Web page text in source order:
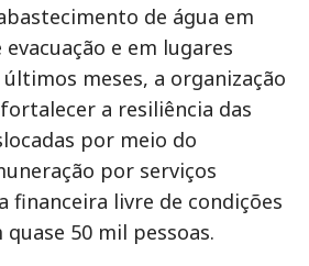
de água em
e em lugares
meses, a organização
a resiliência das
por meio do
por serviços
financeira livre de condições
50 mil pessoas.